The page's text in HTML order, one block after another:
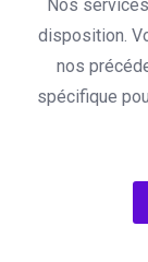
Nos
disposition.
nos
spécifique